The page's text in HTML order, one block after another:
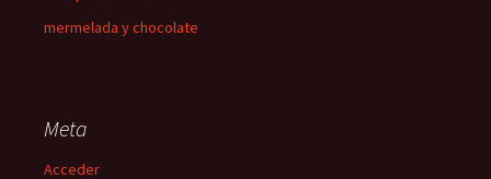
mermelada y chocolate
Meta
Acceder